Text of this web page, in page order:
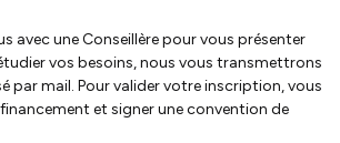
avec une Conseillère pour vous présenter
vos besoins, nous vous transmettrons
par mail. Pour valider votre inscription, vous
et signer une convention de